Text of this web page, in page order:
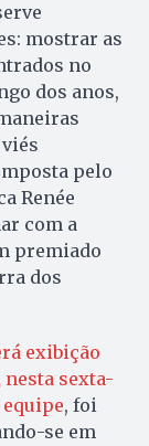
mostrar as
no
dos anos,
pelo
Renée
com a
premiado
dos
exibição
sexta-
equipe, foi
se em